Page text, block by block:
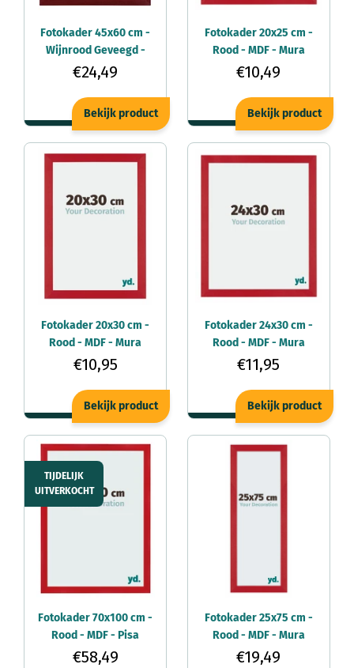
Fotokader 45x60 cm -
Wijnrood Geveegd -
MDF - Mura
€24,49
Bekijk product
Fotokader 20x25 cm -
Rood - MDF - Mura
€10,49
Bekijk product
Fotokader 20x30 cm -
Rood - MDF - Mura
€10,95
Bekijk product
Fotokader 24x30 cm -
Rood - MDF - Mura
€11,95
Bekijk product
TIJDELIJK
UITVERKOCHT
Fotokader 70x100 cm -
Rood - MDF - Pisa
€58,49
Fotokader 25x75 cm -
Rood - MDF - Mura
€19,49